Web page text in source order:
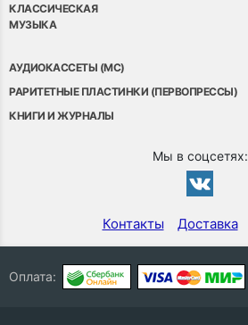
КЛАССИЧЕСКАЯ
МУЗЫКА
АУДИОКАССЕТЫ (MC)
РАРИТЕТНЫЕ ПЛАСТИНКИ (ПЕРВОПРЕССЫ)
КНИГИ И ЖУРНАЛЫ
Мы в соцсетях:
Контакты Доставка
Оплата: